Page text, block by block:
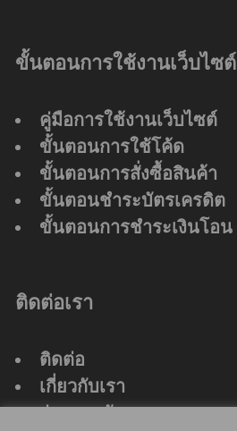
ขั้นตอนการใช้งานเว็บไซต์
คู่มือการใช้งานเว็บไซต์
ขั้นตอนการใช้โค้ด
ขั้นตอนการสั่งซื้อสินค้า
ขั้นตอนชำระบัตรเครดิต
ขั้นตอนการชำระเงินโอน
ติดต่อเรา
ติดต่อ
เกี่ยวกับเรา
ร่วมงานกับเรา